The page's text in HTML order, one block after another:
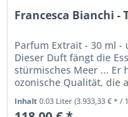
Francesca Bianchi -
Parfum Extrait - 30 ml -
Dieser Duft fängt die
stürmisches Meer ... Er
ozonische Qualität, die
Inhalt0.03 Liter(3.933,33 € * /